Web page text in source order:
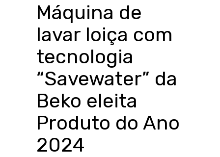
Máquina de
lavar loiça com
tecnologia
“Savewater” da
Beko eleita
Produto do Ano
2024